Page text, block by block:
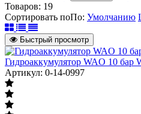
Товаров: 19
Сортировать поПо: Умолчанию
Быстрый просмотр
Гидроаккумулятор WAO 10 бар
Артикул: 0-14-0997